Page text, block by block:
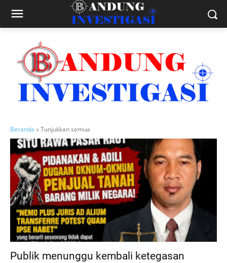
Beranda Tunjukkan semua
Publik menunggu kembali ketegasan